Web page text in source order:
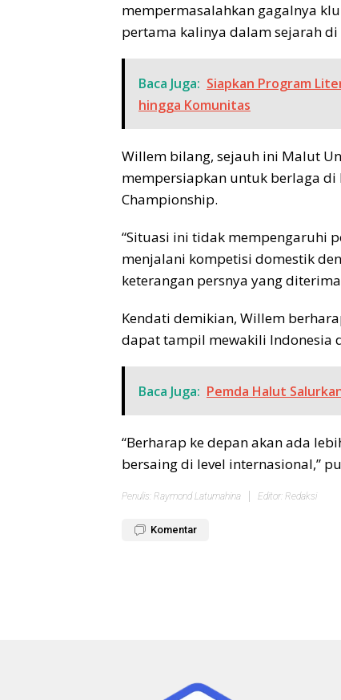
mempermasalahkan gagalnya
pertama kalinya dalam sejarah
Baca Juga: Siapkan Program
hingga Komunitas
Willem bilang, sejauh ini Malut
mempersiapkan untuk berlaga di
Championship.
“Situasi ini tidak mempengaruhi
menjalani kompetisi domestik
keterangan persnya yang
Kendati demikian, Willem
dapat tampil mewakili Indonesia
Baca Juga: Pemda Halut
“Berharap ke depan akan ada
bersaing di level internasional,”
Penulis: Raymond Latumahina Editor: Redaksi
Komentar